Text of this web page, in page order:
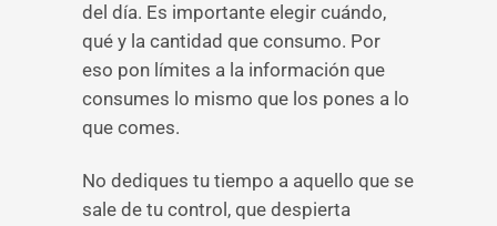
del día. Es importante elegir cuándo,
qué y la cantidad que consumo. Por
eso pon límites a la información que
consumes lo mismo que los pones a lo
que comes.
No dediques tu tiempo a aquello que se
sale de tu control, que despierta